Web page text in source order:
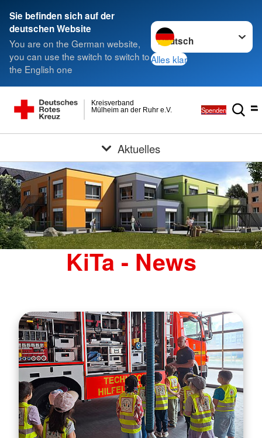
Sie befinden sich auf der
deutschen Website
You are on the German website,
you can use the switch to switch to
the English one
Sprache wechseln zu
Alles klar
Mülheim an der Ruhr e.V.
Kreisverband
Spenden
Aktuelles
KiTa - News